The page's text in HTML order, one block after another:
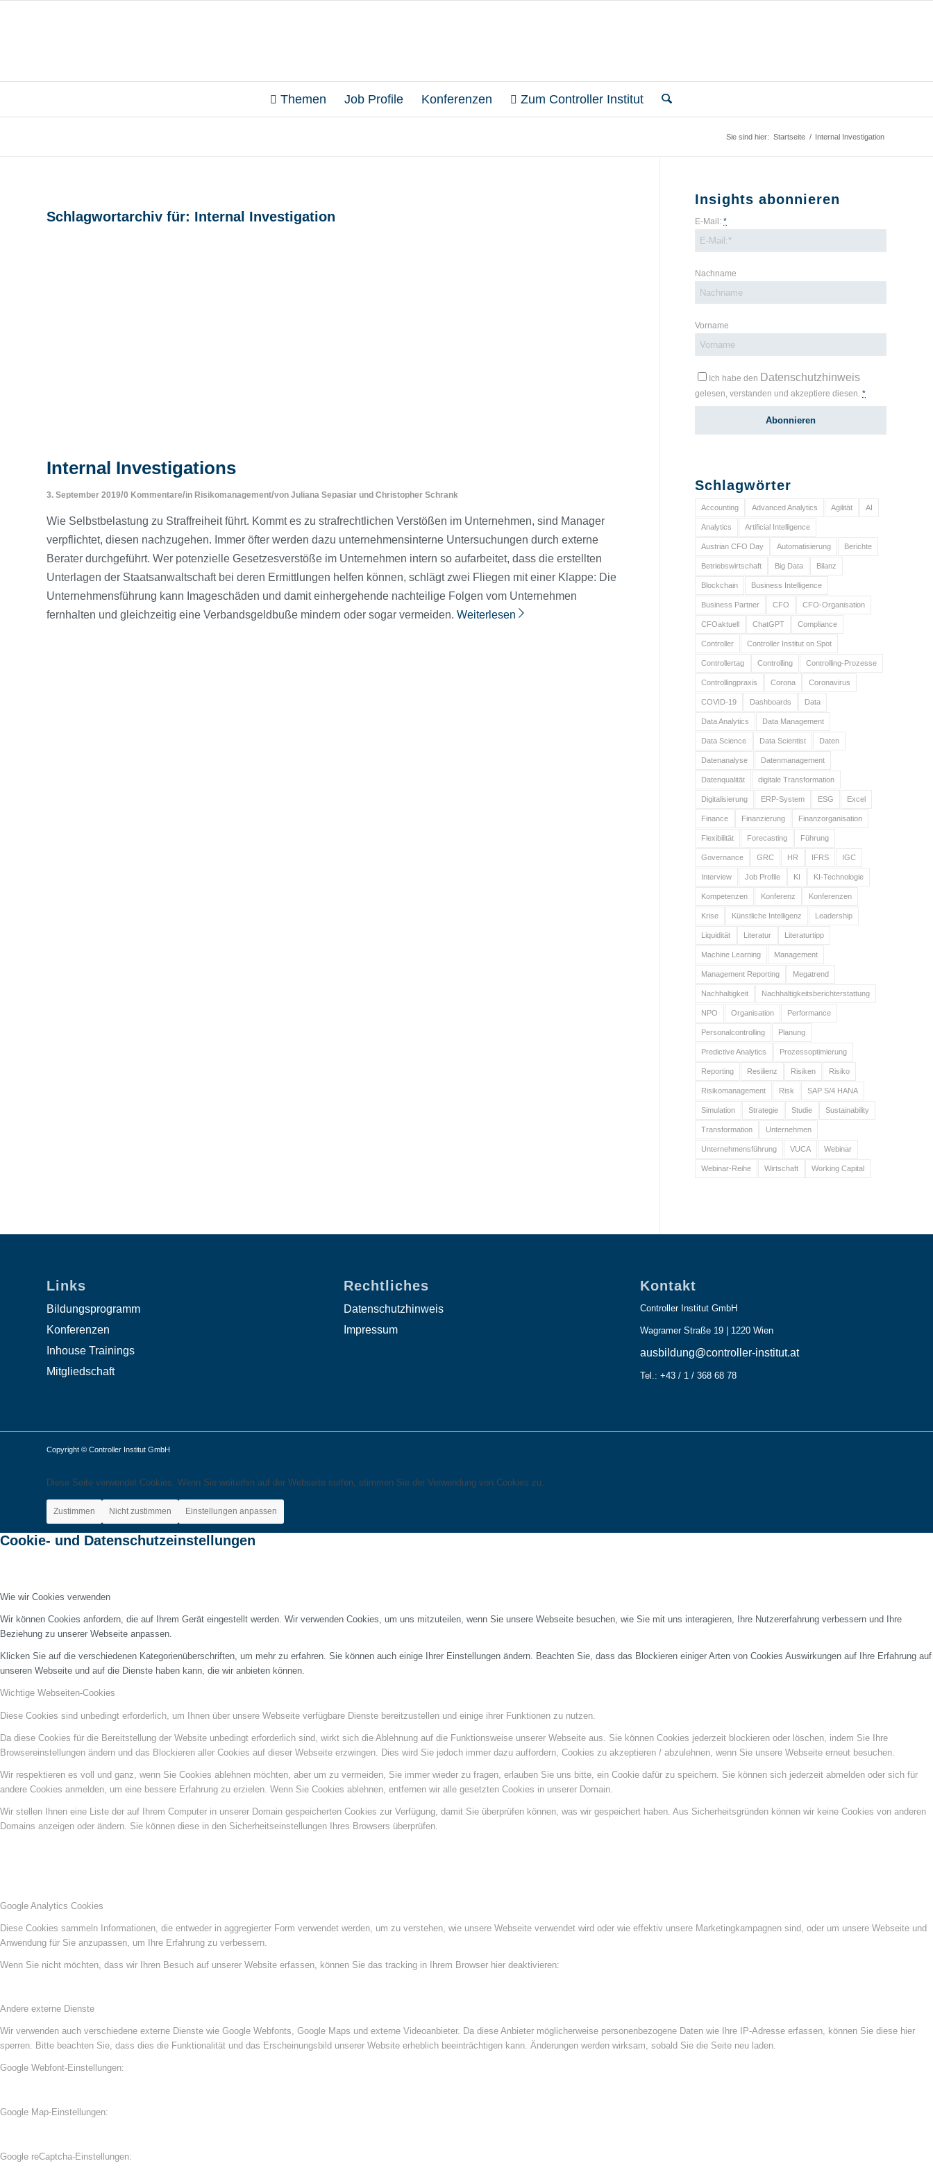
Themen Job Profile Konferenzen Zum Controller Institut
Sie sind hier: Startseite / Internal Investigation
Schlagwortarchiv für: Internal Investigation
Internal Investigations
3. September 2019/0 Kommentare/in Risikomanagement/von Juliana Sepasiar und Christopher Schrank
Wie Selbstbelastung zu Straffreiheit führt. Kommt es zu straf­rechtlichen Verstößen im Unternehmen, sind Manager
verpflichtet, diesen nachzugehen. Immer öfter werden dazu unternehmensinterne Untersuchungen durch externe
Berater durchgeführt. Wer potenzielle Gesetzesverstöße im Unternehmen intern so aufarbeitet, dass die erstellten
Unterlagen der Staatsanwaltschaft bei deren Ermittlungen helfen können, schlägt zwei Fliegen mit einer Klappe: Die
Unternehmensführung kann Imageschäden und damit einhergehende nachteilige Folgen vom Unternehmen
fernhalten und gleichzeitig eine Verbandsgeldbuße mindern oder sogar vermeiden. Weiterlesen
Insights abonnieren
E-Mail:*
Nachname
Vorname
Ich habe den Datenschutzhinweis
gelesen, verstanden und akzeptiere diesen.*
Schlagwörter
Accounting Advanced Analytics Agilität AI
Analytics Artificial Intelligence
Austrian CFO Day Automatisierung Berichte
Betriebswirtschaft Big Data Bilanz
Blockchain Business Intelligence
Business Partner CFO CFO-Organisation
CFOaktuell ChatGPT Compliance
Controller Controller Institut on Spot
Controllertag Controlling Controlling-Prozesse
Controllingpraxis Corona Coronavirus
COVID-19 Dashboards Data
Data Analytics Data Management
Data Science Data Scientist Daten
Datenanalyse Datenmanagement
Datenqualität digitale Transformation
Digitalisierung ERP-System ESG Excel
Finance Finanzierung Finanzorganisation
Flexibilität Forecasting Führung
Governance GRC HR IFRS IGC
Interview Job Profile KI KI-Technologie
Kompetenzen Konferenz Konferenzen
Krise Künstliche Intelligenz Leadership
Liquidität Literatur Literaturtipp
Machine Learning Management
Management Reporting Megatrend
Nachhaltigkeit Nachhaltigkeitsberichterstattung
NPO Organisation Performance
Personalcontrolling Planung
Predictive Analytics Prozessoptimierung
Reporting Resilienz Risiken Risiko
Risikomanagement Risk SAP S/4 HANA
Simulation Strategie Studie Sustainability
Transformation Unternehmen
Unternehmensführung VUCA Webinar
Webinar-Reihe Wirtschaft Working Capital
Links
Bildungsprogramm
Konferenzen
Inhouse Trainings
Mitgliedschaft
Rechtliches
Datenschutzhinweis
Impressum
Kontakt
Controller Institut GmbH
Wagramer Straße 19 | 1220 Wien
ausbildung@controller-institut.at
Tel.: +43 / 1 / 368 68 78
Copyright © Controller Institut GmbH
Diese Seite verwendet Cookies. Wenn Sie weiterhin auf der Webseite surfen, stimmen Sie der Verwendung von Cookies zu.
Zustimmen Nicht zustimmen Einstellungen anpassen
Cookie- und Datenschutzeinstellungen
Wie wir Cookies verwenden
Wir können Cookies anfordern, die auf Ihrem Gerät eingestellt werden. Wir verwenden Cookies, um uns mitzuteilen, wenn Sie unsere Webseite besuchen, wie Sie mit uns interagieren, Ihre Nutzererfahrung verbessern und Ihre
Beziehung zu unserer Webseite anpassen.
Klicken Sie auf die verschiedenen Kategorienüberschriften, um mehr zu erfahren. Sie können auch einige Ihrer Einstellungen ändern. Beachten Sie, dass das Blockieren einiger Arten von Cookies Auswirkungen auf Ihre Erfahrung auf
unseren Webseite und auf die Dienste haben kann, die wir anbieten können.
Wichtige Webseiten-Cookies
Diese Cookies sind unbedingt erforderlich, um Ihnen über unsere Webseite verfügbare Dienste bereitzustellen und einige ihrer Funktionen zu nutzen.
Da diese Cookies für die Bereitstellung der Website unbedingt erforderlich sind, wirkt sich die Ablehnung auf die Funktionsweise unserer Webseite aus. Sie können Cookies jederzeit blockieren oder löschen, indem Sie Ihre
Browsereinstellungen ändern und das Blockieren aller Cookies auf dieser Webseite erzwingen. Dies wird Sie jedoch immer dazu auffordern, Cookies zu akzeptieren / abzulehnen, wenn Sie unsere Webseite erneut besuchen.
Wir respektieren es voll und ganz, wenn Sie Cookies ablehnen möchten, aber um zu vermeiden, Sie immer wieder zu fragen, erlauben Sie uns bitte, ein Cookie dafür zu speichern. Sie können sich jederzeit abmelden oder sich für
andere Cookies anmelden, um eine bessere Erfahrung zu erzielen. Wenn Sie Cookies ablehnen, entfernen wir alle gesetzten Cookies in unserer Domain.
Wir stellen Ihnen eine Liste der auf Ihrem Computer in unserer Domain gespeicherten Cookies zur Verfügung, damit Sie überprüfen können, was wir gespeichert haben. Aus Sicherheitsgründen können wir keine Cookies von anderen
Domains anzeigen oder ändern. Sie können diese in den Sicherheitseinstellungen Ihres Browsers überprüfen.
Google Analytics Cookies
Diese Cookies sammeln Informationen, die entweder in aggregierter Form verwendet werden, um zu verstehen, wie unsere Webseite verwendet wird oder wie effektiv unsere Marketingkampagnen sind, oder um unsere Webseite und
Anwendung für Sie anzupassen, um Ihre Erfahrung zu verbessern.
Wenn Sie nicht möchten, dass wir Ihren Besuch auf unserer Website erfassen, können Sie das tracking in Ihrem Browser hier deaktivieren:
Andere externe Dienste
Wir verwenden auch verschiedene externe Dienste wie Google Webfonts, Google Maps und externe Videoanbieter. Da diese Anbieter möglicherweise personenbezogene Daten wie Ihre IP-Adresse erfassen, können Sie diese hier
sperren. Bitte beachten Sie, dass dies die Funktionalität und das Erscheinungsbild unserer Website erheblich beeinträchtigen kann. Änderungen werden wirksam, sobald Sie die Seite neu laden.
Google Webfont-Einstellungen:
Google Map-Einstellungen:
Google reCaptcha-Einstellungen: